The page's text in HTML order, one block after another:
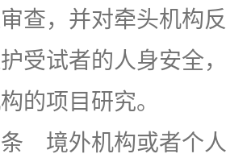
查，并对牵头机构
受试者的人身安全
的项目研究。
境外机构或者个